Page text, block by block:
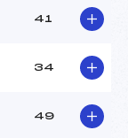
41
34
49